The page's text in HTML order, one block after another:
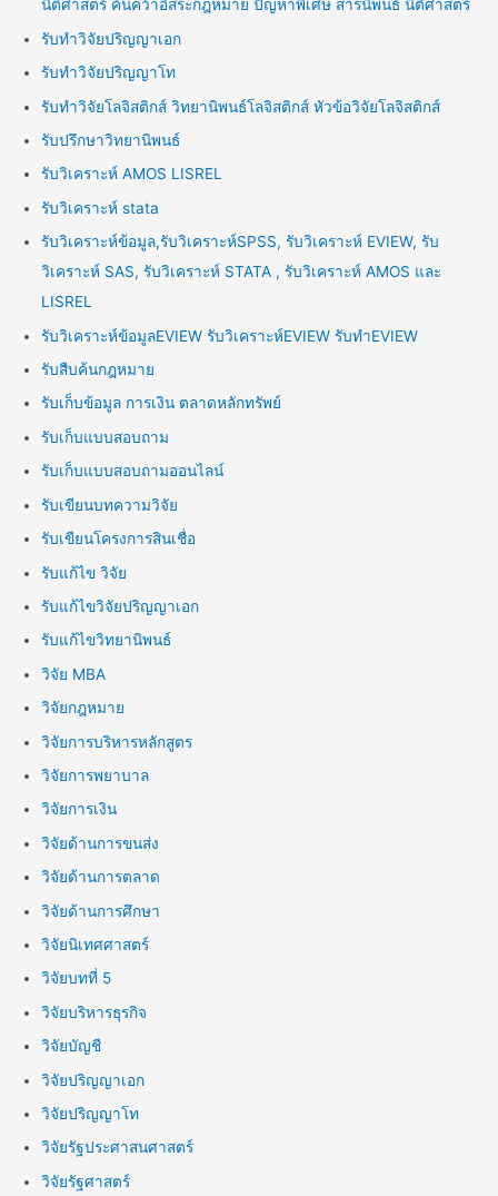
นิติศาสตร์ ค้นคว้าอิสระกฎหมาย ปัญหาพิเศษ สารนิพนธ์ นิติศาสตร์
รับทำวิจัยปริญญาเอก
รับทำวิจัยปริญญาโท
รับทำวิจัยโลจิสติกส์ วิทยานิพนธ์โลจิสติกส์ หัวข้อวิจัยโลจิสติกส์
รับปรึกษาวิทยานิพนธ์
รับวิเคราะห์ AMOS LISREL
รับวิเคราะห์ stata
รับวิเคราะห์ข้อมูล,รับวิเคราะห์SPSS, รับวิเคราะห์ EVIEW, รับ
วิเคราะห์ SAS, รับวิเคราะห์ STATA , รับวิเคราะห์ AMOS และ
LISREL
รับวิเคราะห์ข้อมูลEVIEW รับวิเคราะห์EVIEW รับทำEVIEW
รับสืบค้นกฎหมาย
รับเก็บข้อมูล การเงิน ตลาดหลักทรัพย์
รับเก็บแบบสอบถาม
รับเก็บแบบสอบถามออนไลน์
รับเขียนบทความวิจัย
รับเขียนโครงการสินเชื่อ
รับแก้ไข วิจัย
รับแก้ไขวิจัยปริญญาเอก
รับแก้ไขวิทยานิพนธ์
วิจัย MBA
วิจัยกฎหมาย
วิจัยการบริหารหลักสูตร
วิจัยการพยาบาล
วิจัยการเงิน
วิจัยด้านการขนส่ง
วิจัยด้านการตลาด
วิจัยด้านการศึกษา
วิจัยนิเทศศาสตร์
วิจัยบทที่ 5
วิจัยบริหารธุรกิจ
วิจัยบัญชี
วิจัยปริญญาเอก
วิจัยปริญญาโท
วิจัยรัฐประศาสนศาสตร์
วิจัยรัฐศาสตร์